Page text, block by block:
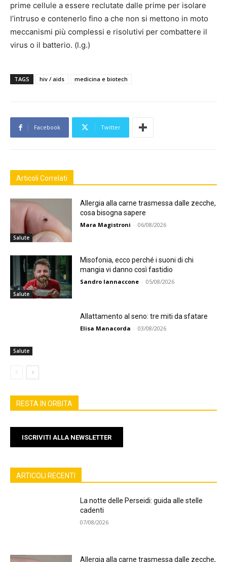
prime cellule a essere reclutate dalle prime per isolare
l’intruso e contenerlo fino a che non si mettono in moto
meccanismi più complessi e risolutivi per combattere il
virus o il batterio. (l.g.)
TAGS hiv / aids medicina e biotech
Facebook Twitter
Articoli Correlati
Salute
Allergia alla carne trasmessa dalle zecche,
cosa bisogna sapere
Mara Magistroni - 06/08/2026
Salute
Misofonia, ecco perché i suoni di chi
mangia vi danno così fastidio
Sandro Iannaccone - 05/08/2026
Salute
Allattamento al seno: tre miti da sfatare
Elisa Manacorda - 03/08/2026
RESTA IN ORBITA
ISCRIVITI ALLA NEWSLETTER
ARTICOLI RECENTI
La notte delle Perseidi: guida alle stelle
cadenti
07/08/2026
Allergia alla carne trasmessa dalle zecche,